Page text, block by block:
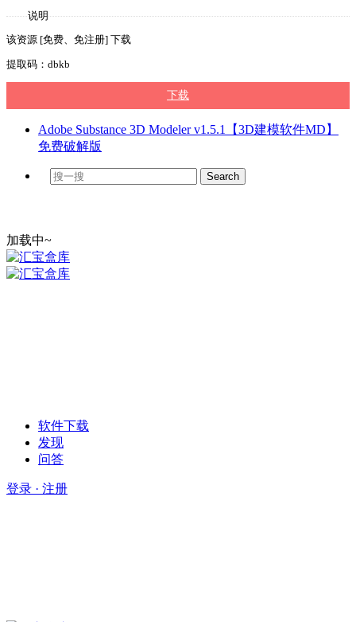
说明
该资源 [免费、免注册] 下载
提取码：dbkb
下载
Adobe Substance 3D Modeler v1.5.1【3D建模软件MD】
免费破解版
加载中~
软件下载
发现
问答
登录 · 注册